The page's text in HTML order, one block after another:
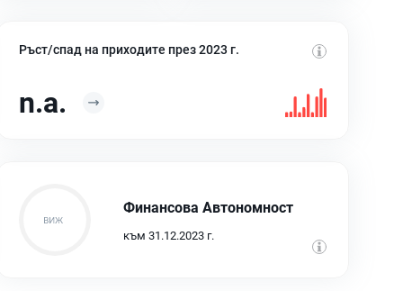
Ръст/спад на приходите през 2023 г.
n.a.
Финансова Автономност
към 31.12.2023 г.